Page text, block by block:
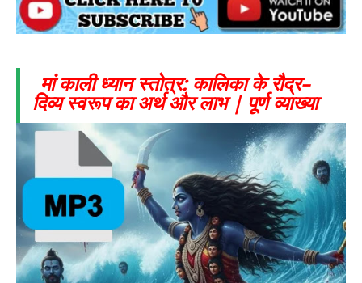
मां काली ध्यान स्तोत्र: कालिका के रौद्र–
दिव्य स्वरूप का अर्थ और लाभ | पूर्ण व्याख्या